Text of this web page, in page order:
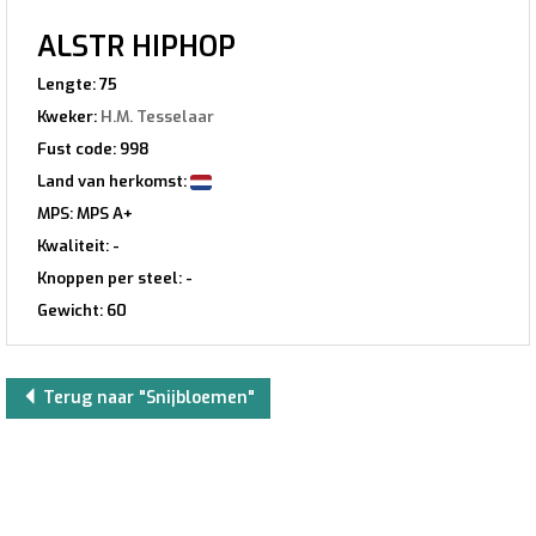
ALSTR HIPHOP
Lengte: 75
Kweker: H.M. Tesselaar
Fust code: 998
Land van herkomst:
MPS: MPS A+
Kwaliteit: -
Knoppen per steel: -
Gewicht: 60
Terug naar "Snijbloemen"